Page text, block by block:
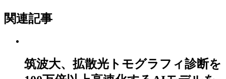
関連記事
筑波大、拡散光トモグラフィ診断を